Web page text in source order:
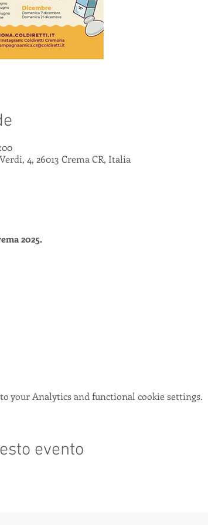
4, 26013 Crema CR, Italia
2025.
your Analytics and functional cookie settings.
evento